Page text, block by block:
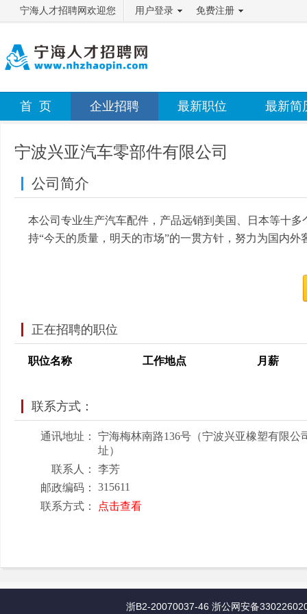
宁海人才招聘网欢迎您 用户登录 免费注册
首 页 企业招聘 最新职位 最新简
宁波兴亚汽车零部件有限公司
公司简介
本公司专业生产汽车配件，产品远销到美国、日本等十
持“今天的质量，明天的市场”的一贯方针，努力为国内
正在招聘的职位
职位名称 工作地点 月薪
联系方式：
通讯地址：
宁海梅林南路136号（宁波兴亚橡塑有限公
址）
联系人：
李芳
邮政编码：
315611
联系方式：
点击查看
浙B2-20070037-46 浙公网安备